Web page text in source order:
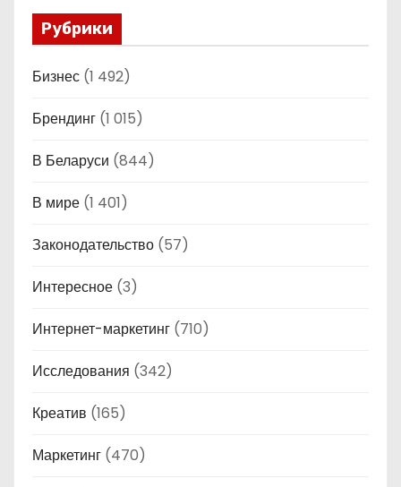
Рубрики
Бизнес (1 492)
Брендинг (1 015)
В Беларуси (844)
В мире (1 401)
Законодательство (57)
Интересное (3)
Интернет-маркетинг (710)
Исследования (342)
Креатив (165)
Маркетинг (470)